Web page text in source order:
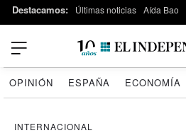
Destacamos: Últimas noticias Aída Bao
OPINIÓN ESPAÑA ECONOMÍA
INTERNACIONAL